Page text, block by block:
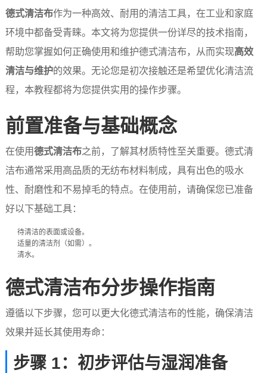
德式清洁布作为一种高效、耐用的清洁工具，在工业和家庭
环境中都备受青睐。本文将为您提供一份详尽的技术指南，
帮助您掌握如何正确使用和维护德式清洁布，从而实现高效
清洁与维护的效果。无论您是初次接触还是希望优化清洁流
程，本教程都将为您提供实用的操作步骤。
前置准备与基础概念
在使用德式清洁布之前，了解其材质特性至关重要。德式清
洁布通常采用高品质的无纺布材料制成，具有出色的吸水
性、耐磨性和不易掉毛的特点。在使用前，请确保您已准备
好以下基础工具：
待清洁的表面或设备。
适量的清洁剂（如需）。
清水。
德式清洁布分步操作指南
遵循以下步骤，您可以更大化德式清洁布的性能，确保清洁
效果并延长其使用寿命：
步骤 1：初步评估与湿润准备